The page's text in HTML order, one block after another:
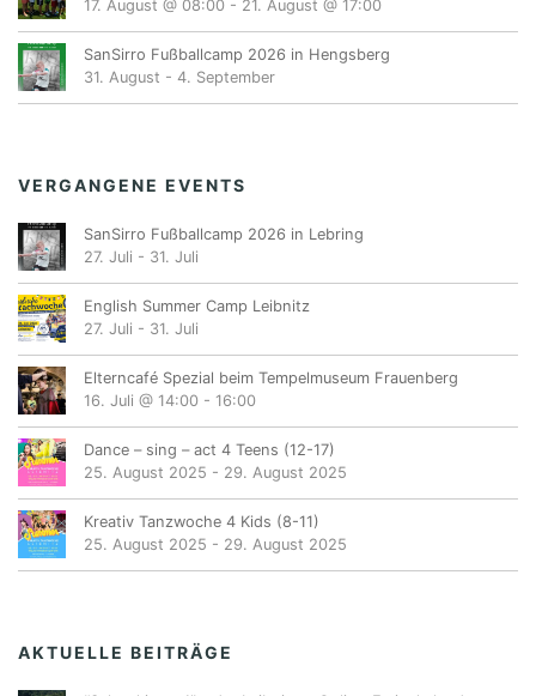
17. August @ 08:00 - 21. August @ 17:00
SanSirro Fußballcamp 2026 in Hengsberg
31. August - 4. September
VERGANGENE EVENTS
SanSirro Fußballcamp 2026 in Lebring
27. Juli - 31. Juli
English Summer Camp Leibnitz
27. Juli - 31. Juli
Elterncafé Spezial beim Tempelmuseum Frauenberg
16. Juli @ 14:00 - 16:00
Dance – sing – act 4 Teens (12-17)
25. August 2025 - 29. August 2025
Kreativ Tanzwoche 4 Kids (8-11)
25. August 2025 - 29. August 2025
AKTUELLE BEITRÄGE